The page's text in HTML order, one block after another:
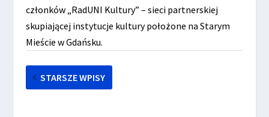
członków „RadUNI Kultury” – sieci partnerskiej
skupiającej instytucje kultury położone na Starym
Mieście w Gdańsku.
STARSZE WPISY